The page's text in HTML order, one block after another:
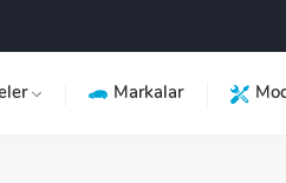
Markalar